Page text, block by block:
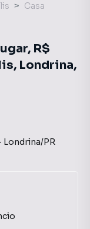
novas
Casa
R$
Londrina,
Londrina/PR